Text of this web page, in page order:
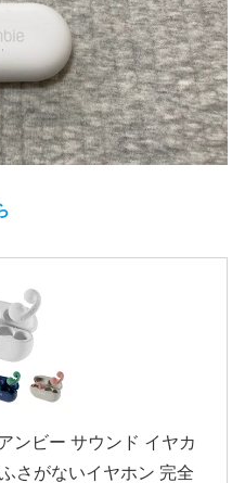
ンビー サウンド イヤカ
さがないイヤホン 完全